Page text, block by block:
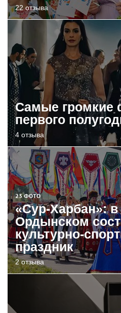
22 отзыва
Самые
первого
4 отзыва
23 ФОТО
«Сур-Харбан»: в
Ордынском
культурно-
праздник
2 отзыва